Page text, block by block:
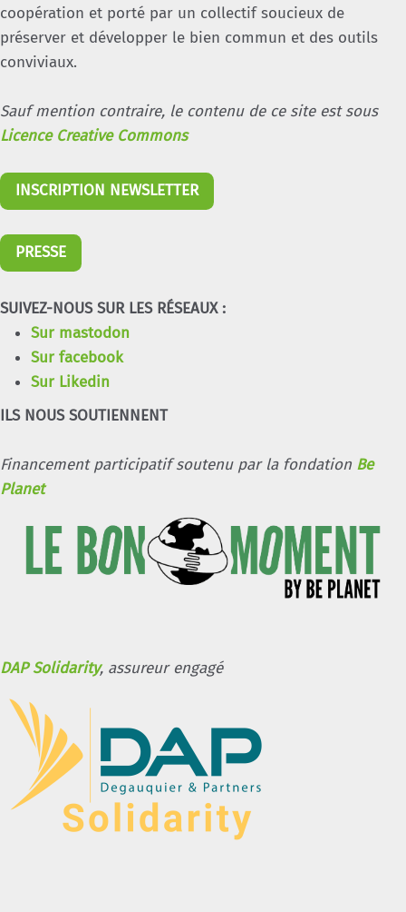
coopération et porté par un collectif soucieux de
préserver et développer le bien commun et des outils
conviviaux.
Sauf mention contraire, le contenu de ce site est sous
Licence Creative Commons
INSCRIPTION NEWSLETTER
PRESSE
SUIVEZ-NOUS SUR LES RÉSEAUX :
Sur mastodon
Sur facebook
Sur Likedin
ILS NOUS SOUTIENNENT
Financement participatif soutenu par la fondation Be
Planet
DAP Solidarity, assureur engagé